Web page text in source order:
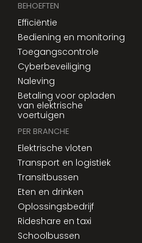
BEHOEFTEN
Efficiëntie
Bediening en monitoring
Toegangscontrole
Cyberbeveiliging
Naleving
Betaling voor opladen
van elektrische
voertuigen
PER BRANCHE
Elektrische vloten
Transport en logistiek
Transitbussen
Eten en drinken
Oplossingsbedrijf
Rideshare en taxi
Schoolbussen